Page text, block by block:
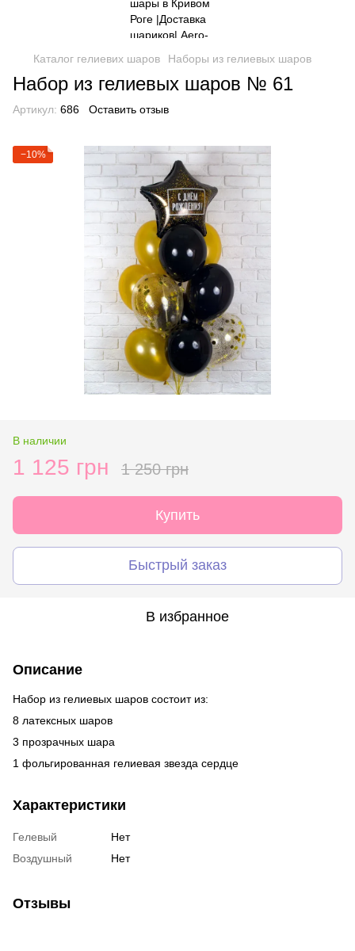
Каталог гелиевих шаров Наборы из гелиевых шаров
Набор из гелиевых шаров № 61
Артикул: 686 Оставить отзыв
−10%
В наличии
1 125 грн 1 250 грн
Купить
Быстрый заказ
В избранное
Описание
Набор из гелиевых шаров состоит из:
8 латексных шаров
3 прозрачных шара
1 фольгированная гелиевая звезда сердце
Характеристики
Гелевый
Нет
Воздушный
Нет
Отзывы